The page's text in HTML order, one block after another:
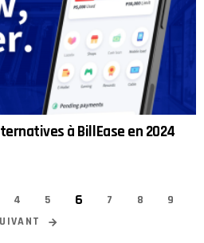
à BillEase en 2024
4 5 6 7 8
9